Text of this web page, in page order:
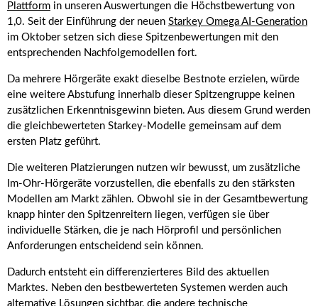
Plattform in unseren Auswertungen die Höchstbewertung von
1,0. Seit der Einführung der neuen Starkey Omega AI-Generation
im Oktober setzen sich diese Spitzenbewertungen mit den
entsprechenden Nachfolgemodellen fort.
Da mehrere Hörgeräte exakt dieselbe Bestnote erzielen, würde
eine weitere Abstufung innerhalb dieser Spitzengruppe keinen
zusätzlichen Erkenntnisgewinn bieten. Aus diesem Grund werden
die gleichbewerteten Starkey-Modelle gemeinsam auf dem
ersten Platz geführt.
Die weiteren Platzierungen nutzen wir bewusst, um zusätzliche
Im-Ohr-Hörgeräte vorzustellen, die ebenfalls zu den stärksten
Modellen am Markt zählen. Obwohl sie in der Gesamtbewertung
knapp hinter den Spitzenreitern liegen, verfügen sie über
individuelle Stärken, die je nach Hörprofil und persönlichen
Anforderungen entscheidend sein können.
Dadurch entsteht ein differenzierteres Bild des aktuellen
Marktes. Neben den bestbewerteten Systemen werden auch
alternative Lösungen sichtbar, die andere technische